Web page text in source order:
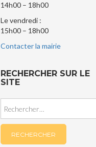
14h00 – 18h00
Le vendredi :
15h00 – 18h00
Contacter la mairie
RECHERCHER SUR LE
SITE